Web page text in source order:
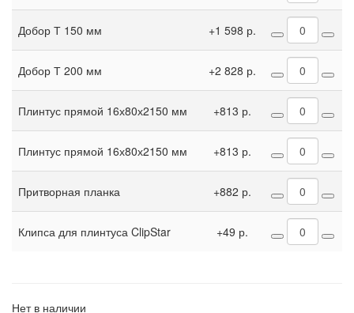
Добор Т 150 мм +1 598 р.
Добор Т 200 мм +2 828 р.
Плинтус прямой 16х80х2150 мм +813 р.
Плинтус прямой 16х80х2150 мм +813 р.
Притворная планка +882 р.
Клипса для плинтуса ClipStar +49 р.
Нет в наличии